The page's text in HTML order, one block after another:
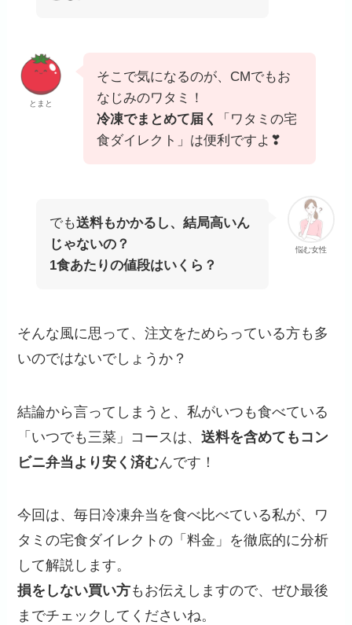
とまと
そこで気になるのが、CMでもお
なじみのワタミ！
冷凍でまとめて届く
「ワタミの宅
食ダイレクト」は便利ですよ❣
悩む女性
でも送料もかかるし、結局高いん
じゃないの？
1食あたりの値段はいくら？
そんな風に思って、注文をためらっている方も多
いのではないでしょうか？
結論から言ってしまうと、私がいつも食べている
「いつでも三菜」コースは、送料を含めてもコン
ビニ弁当より安く済むんです！
今回は、毎日冷凍弁当を食べ比べている私が、ワ
タミの宅食ダイレクトの「料金」を徹底的に分析
して解説します。
損をしない買い方もお伝えしますので、ぜひ最後
までチェックしてくださいね。